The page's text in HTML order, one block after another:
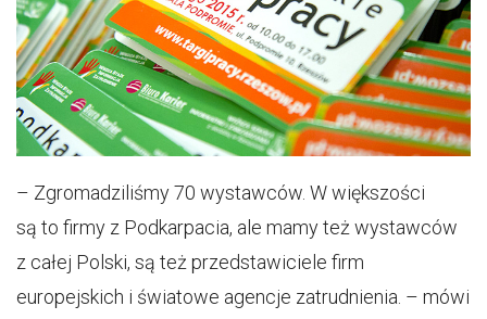
– Zgromadziliśmy 70 wystawców. W większości
są to firmy z Podkarpacia, ale mamy też wystawców
z całej Polski, są też przedstawiciele firm
europejskich i światowe agencje zatrudnienia. – mówi